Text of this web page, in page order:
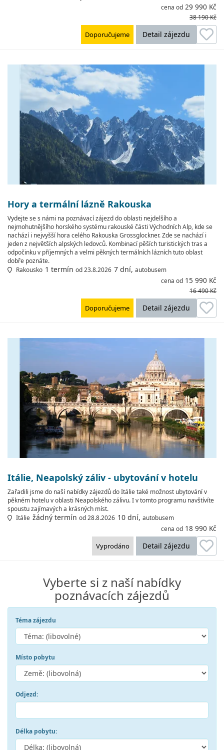
cena od 29 990 Kč
38 190 Kč
Detail zájezdu
Doporučujeme
Hory a termální lázně Rakouska
Vydejte se s námi na poznávací zájezd do oblasti nejdelšího a
nejmohutnějšího horského systému rakouské části Východních Alp, kde se
nachází i nejvyšší hora celého Rakouska Grossglockner. Zde se nachází i
jeden z největších alpských ledovců. Kombinací pěších turistických tras a
odpočinku v příjemných a velmi pěkných termálních lázních tuto oblast
dobře poznáte.
Rakousko 1 termín od 23.8.2026 7 dní, autobusem
cena od 15 990 Kč
16 490 Kč
Detail zájezdu
Doporučujeme
Itálie, Neapolský záliv - ubytování v hotelu
Zařadili jsme do naší nabídky zájezdů do Itálie také možnost ubytování v
pěkném hotelu v oblasti Neapolského zálivu. I v tomto programu navštívíte
spoustu zajímavých a krásných míst.
Itálie žádný termín od 28.8.2026 10 dní, autobusem
cena od 18 990 Kč
Detail zájezdu
Vyprodáno
Vyberte si z naší nabídky
poznávacích zájezdů
Téma zájezdu
Místo pobytu
Odjezd:
Délka pobytu: